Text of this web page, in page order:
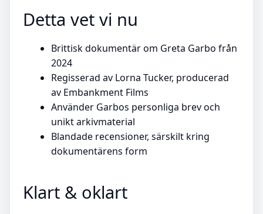
Detta vet vi nu
Brittisk dokumentär om Greta Garbo från
2024
Regisserad av Lorna Tucker, producerad
av Embankment Films
Använder Garbos personliga brev och
unikt arkivmaterial
Blandade recensioner, särskilt kring
dokumentärens form
Klart & oklart